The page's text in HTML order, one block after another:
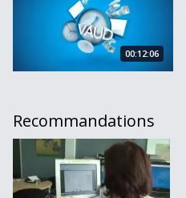
00:12:06
Recommandations
Les Nouvelles VD du 01.10.10